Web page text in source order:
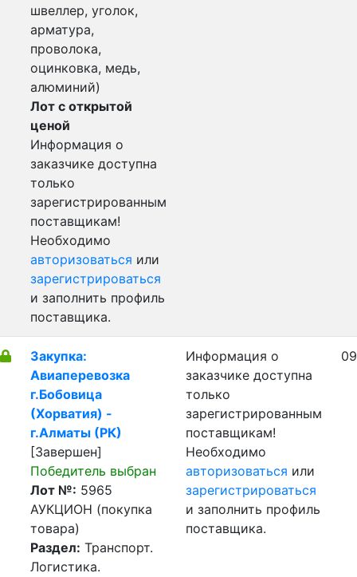
швеллер, уголок,
арматура,
проволока,
оцинковка, медь,
алюминий)
Лот с открытой
ценой
Информация о
заказчике доступна
только
зарегистрированным
поставщикам!
Необходимо
авторизоваться или
зарегистрироваться
и заполнить профиль
поставщика.
Закупка:
Авиаперевозка
г.Бобовица
(Хорватия) -
г.Алматы (РК)
[Завершен]
Победитель выбран
Лот №: 5965
АУКЦИОН (покупка
товара)
Раздел: Транспорт.
Логистика.
Информация о
заказчике доступна
только
зарегистрированным
поставщикам!
Необходимо
авторизоваться или
зарегистрироваться
и заполнить профиль
поставщика.